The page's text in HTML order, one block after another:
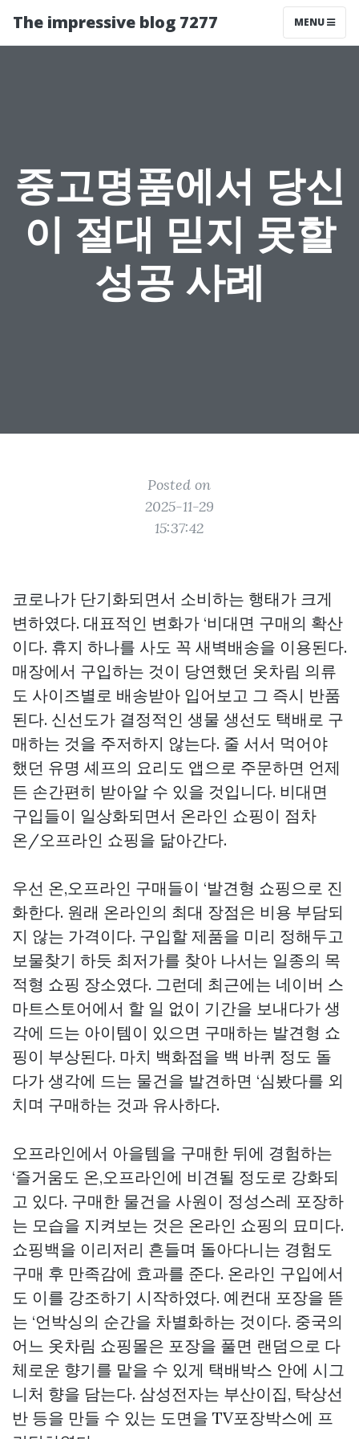
The impressive blog 7277 MENU
중고명품에서 당신
이 절대 믿지 못할
성공 사례
Posted on
2025-11-29
15:37:42
코로나가 단기화되면서 소비하는 행태가 크게
변하였다. 대표적인 변화가 ‘비대면 구매의 확산
이다. 휴지 하나를 사도 꼭 새벽배송을 이용된다.
매장에서 구입하는 것이 당연했던 옷차림 의류
도 사이즈별로 배송받아 입어보고 그 즉시 반품
된다. 신선도가 결정적인 생물 생선도 택배로 구
매하는 것을 주저하지 않는다. 줄 서서 먹어야
했던 유명 셰프의 요리도 앱으로 주문하면 언제
든 손간편히 받아알 수 있을 것입니다. 비대면
구입들이 일상화되면서 온라인 쇼핑이 점차
온/오프라인 쇼핑을 닮아간다.
우선 온,오프라인 구매들이 ‘발견형 쇼핑으로 진
화한다. 원래 온라인의 최대 장점은 비용 부담되
지 않는 가격이다. 구입할 제품을 미리 정해두고
보물찾기 하듯 최저가를 찾아 나서는 일종의 목
적형 쇼핑 장소였다. 그런데 최근에는 네이버 스
마트스토어에서 할 일 없이 기간을 보내다가 생
각에 드는 아이템이 있으면 구매하는 발견형 쇼
핑이 부상된다. 마치 백화점을 백 바퀴 정도 돌
다가 생각에 드는 물건을 발견하면 ‘심봤다를 외
치며 구매하는 것과 유사하다.
오프라인에서 아을템을 구매한 뒤에 경험하는
‘즐거움도 온,오프라인에 비견될 정도로 강화되
고 있다. 구매한 물건을 사원이 정성스레 포장하
는 모습을 지켜보는 것은 온라인 쇼핑의 묘미다.
쇼핑백을 이리저리 흔들며 돌아다니는 경험도
구매 후 만족감에 효과를 준다. 온라인 구입에서
도 이를 강조하기 시작하였다. 예컨대 포장을 뜯
는 ‘언박싱의 순간을 차별화하는 것이다. 중국의
어느 옷차림 쇼핑몰은 포장을 풀면 랜덤으로 다
체로운 향기를 맡을 수 있게 택배박스 안에 시그
니처 향을 담는다. 삼성전자는 부산이집, 탁상선
반 등을 만들 수 있는 도면을 TV포장박스에 프